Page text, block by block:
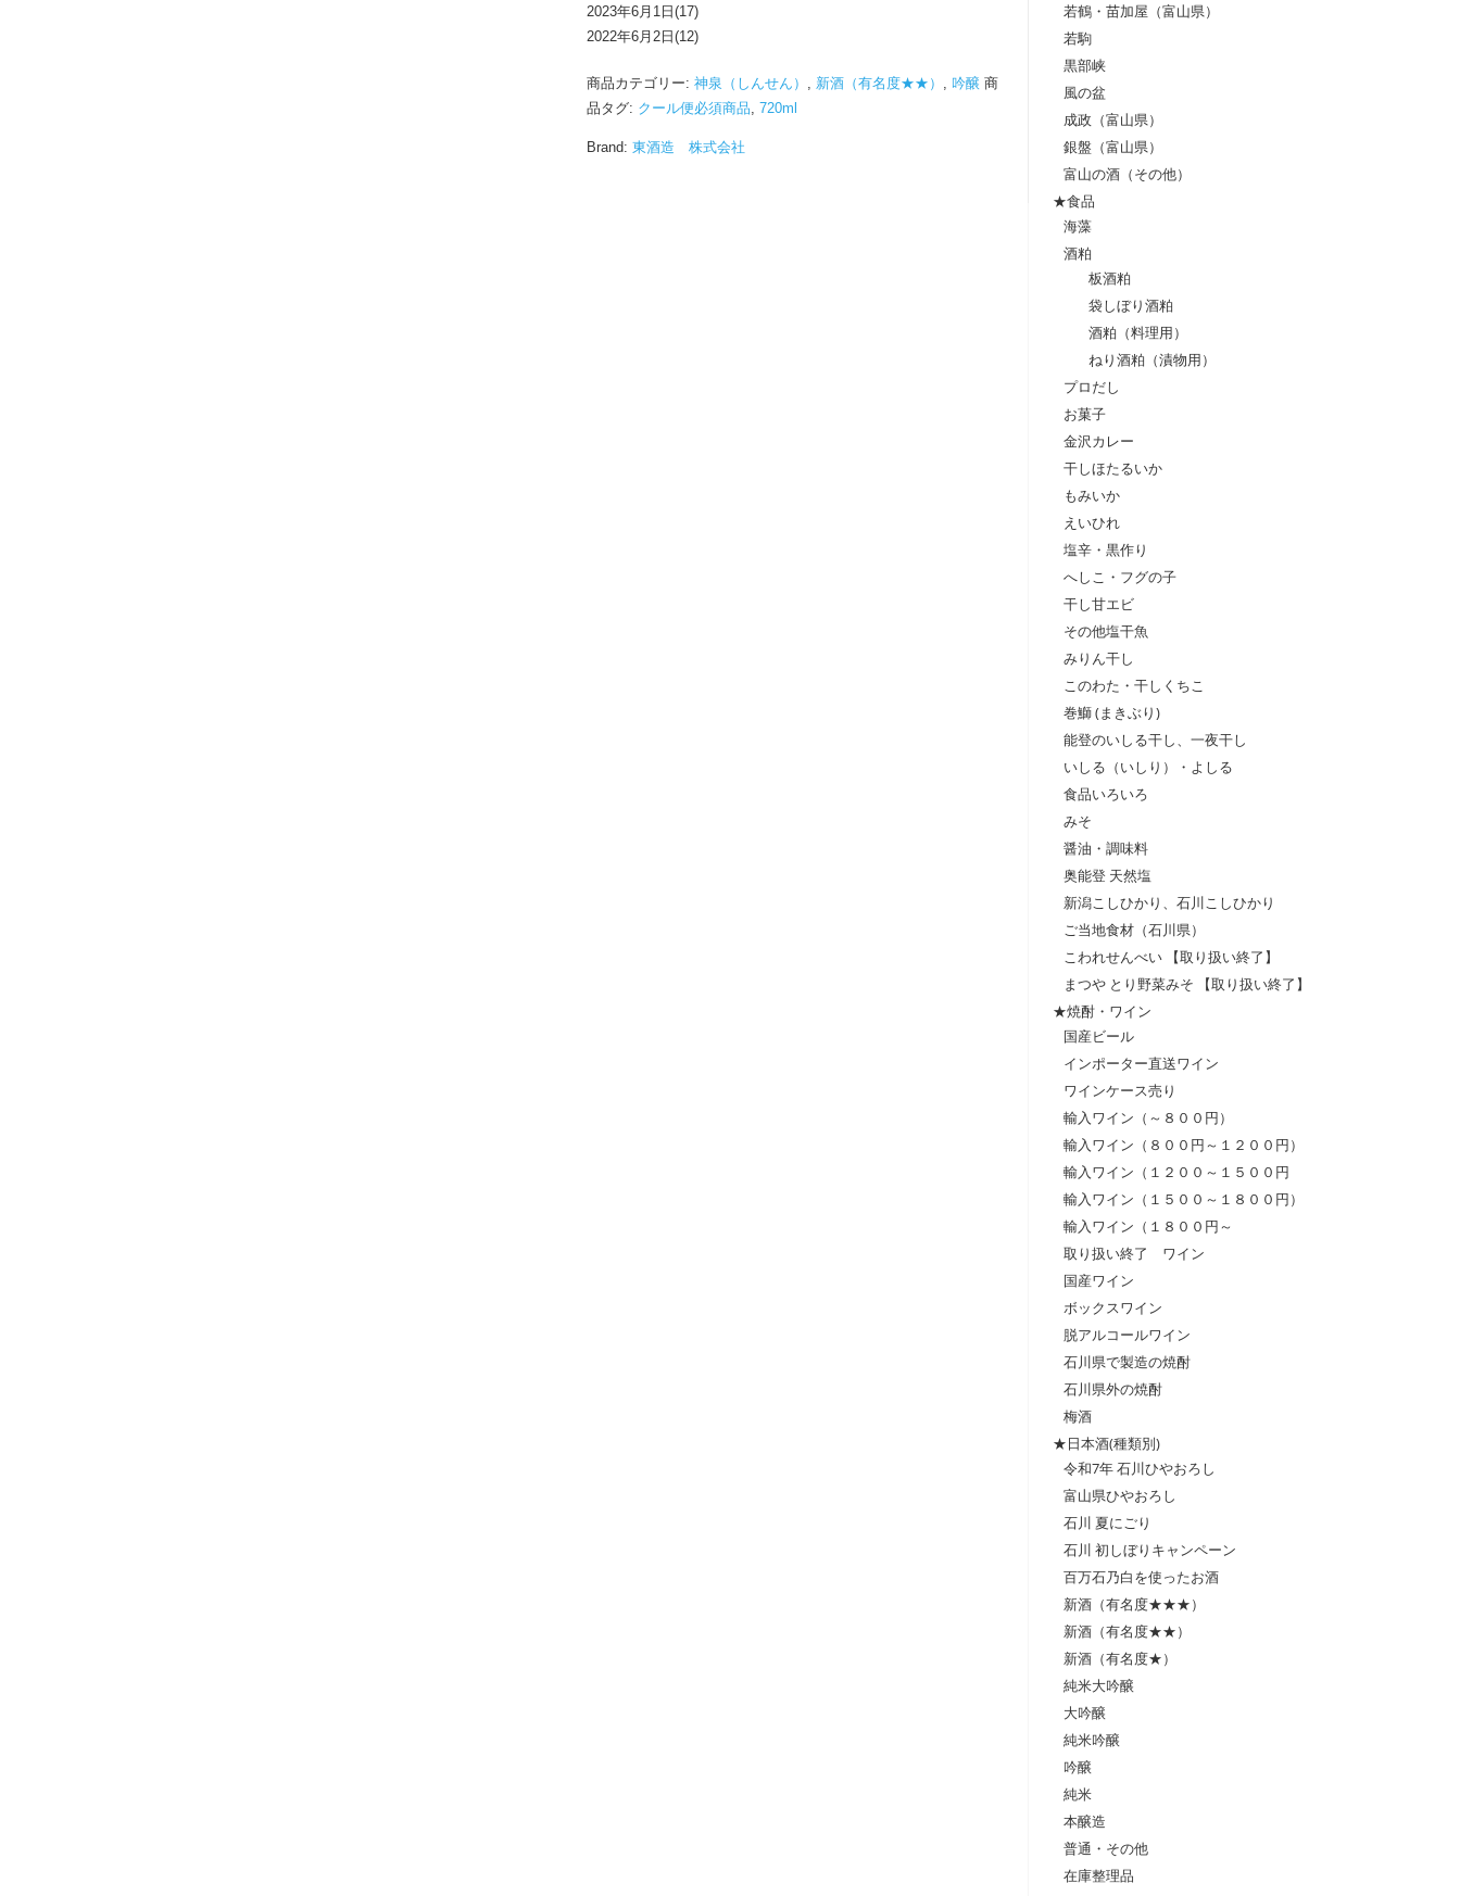
2023年6月1日(17)
2022年6月2日(12)
商品カテゴリー: 神泉（しんせん） 新酒（有名度★★） 吟醸 商
品タグ: クール便必須商品 720ml
Brand: 東酒造 株式会社
若鶴・苗加屋（富山県）
若駒
黒部峡
風の盆
成政（富山県）
銀盤（富山県）
富山の酒（その他）
★食品
海藻
酒粕
板酒粕
袋しぼり酒粕
酒粕（料理用）
ねり酒粕（漬物用）
プロだし
お菓子
金沢カレー
干しほたるいか
もみいか
えいひれ
塩辛・黒作り
へしこ・フグの子
干し甘エビ
その他塩干魚
みりん干し
このわた・干しくちこ
巻鰤 (まきぶり)
能登のいしる干し、一夜干し
いしる（いしり）・よしる
食品いろいろ
みそ
醤油・調味料
奥能登 天然塩
新潟こしひかり、石川こしひかり
ご当地食材（石川県）
こわれせんべい 【取り扱い終了】
まつや とり野菜みそ 【取り扱い終了】
★焼酎・ワイン
国産ビール
インポーター直送ワイン
ワインケース売り
輸入ワイン（～８００円）
輸入ワイン（８００円～１２００円）
輸入ワイン（１２００～１５００円
輸入ワイン（１５００～１８００円）
輸入ワイン（１８００円～
取り扱い終了 ワイン
国産ワイン
ボックスワイン
脱アルコールワイン
石川県で製造の焼酎
石川県外の焼酎
梅酒
★日本酒(種類別)
令和7年 石川ひやおろし
富山県ひやおろし
石川 夏にごり
石川 初しぼりキャンペーン
百万石乃白を使ったお酒
新酒（有名度★★★）
新酒（有名度★★）
新酒（有名度★）
純米大吟醸
大吟醸
純米吟醸
吟醸
純米
本醸造
普通・その他
在庫整理品